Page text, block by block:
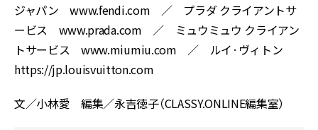
ジャパン www.fendi.com ／ プラダ クライアントサ
ービス www.prada.com ／ ミュウミュウ クライアン
トサービス www.miumiu.com ／ ルイ·ヴィトン
https://jp.louisvuitton.com
文／小林愛 編集／永吉徳子（CLASSY.ONLINE編集室）